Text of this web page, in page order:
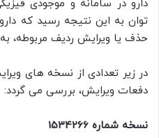
دارو در سامانه و موجودی
توان به این نتیجه رسید که
حذف یا ویرایش ردیف مربوطه،
در زیر تعدادی از نسخه های
دفعات ویرایش، بررسی می گردد:
نسخه شماره 1534266